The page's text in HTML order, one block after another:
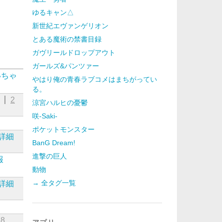
ゃ
2
細
細
8
ゆるキャン△
新世紀エヴァンゲリオン
とある魔術の禁書目録
ガヴリールドロップアウト
ガールズ&パンツァー
やはり俺の青春ラブコメはまちがってい
る。
涼宮ハルヒの憂鬱
咲-Saki-
ポケットモンスター
BanG Dream!
進撃の巨人
動物
→ 全タグ一覧